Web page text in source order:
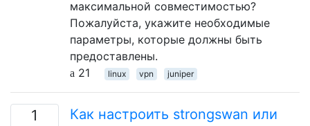
максимальной совместимостью?
Пожалуйста, укажите необходимые
параметры, которые должны быть
предоставлены.
21
linux vpn juniper
1
Как настроить strongswan или